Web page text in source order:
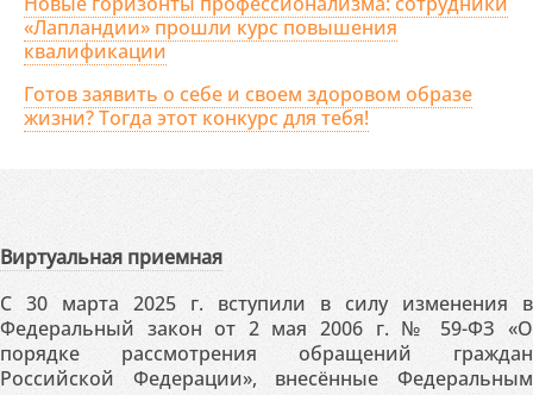
«Лапландии» прошли курс повышения
квалификации
Готов заявить о себе и своем здоровом образе
жизни? Тогда этот конкурс для тебя!
Виртуальная приемная
С 30 марта 2025 г. вступили в силу изменения в
Федеральный закон от 2 мая 2006 г. № 59-ФЗ «О
порядке рассмотрения обращений граждан
Российской Федерации», внесённые Федеральным